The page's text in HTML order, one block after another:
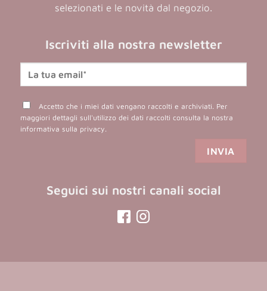
selezionati e le novità dal negozio.
Iscriviti alla nostra newsletter
Accetto che i miei dati vengano raccolti e archiviati. Per
maggiori dettagli sull'utilizzo dei dati raccolti consulta la nostra
informativa sulla privacy.
Seguici sui nostri canali social
a
a